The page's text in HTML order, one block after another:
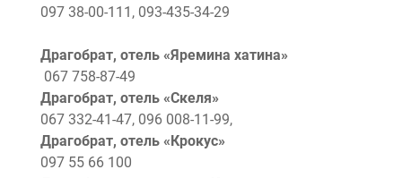
097 38-00-111, 093-435-34-29
Драгобрат, отель «Яремина хатина»
067 758-87-49
Драгобрат, отель «Скеля»
067 332-41-47, 096 008-11-99,
Драгобрат, отель «Крокус»
097 55 66 100